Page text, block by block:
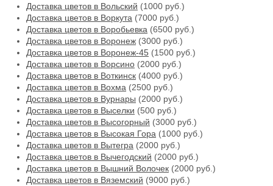
Доставка цветов в Вольский (1000 руб.)
Доставка цветов в Воркута (7000 руб.)
Доставка цветов в Воробьевка (6500 руб.)
Доставка цветов в Воронеж (3000 руб.)
Доставка цветов в Воронеж-45 (1500 руб.)
Доставка цветов в Ворсино (2000 руб.)
Доставка цветов в Воткинск (4000 руб.)
Доставка цветов в Вохма (2500 руб.)
Доставка цветов в Вурнары (2000 руб.)
Доставка цветов в Выселки (500 руб.)
Доставка цветов в Высогорный (3000 руб.)
Доставка цветов в Высокая Гора (1000 руб.)
Доставка цветов в Вытегра (2000 руб.)
Доставка цветов в Вычегодский (2000 руб.)
Доставка цветов в Вышний Волочек (2000 руб.)
Доставка цветов в Вяземский (9000 руб.)